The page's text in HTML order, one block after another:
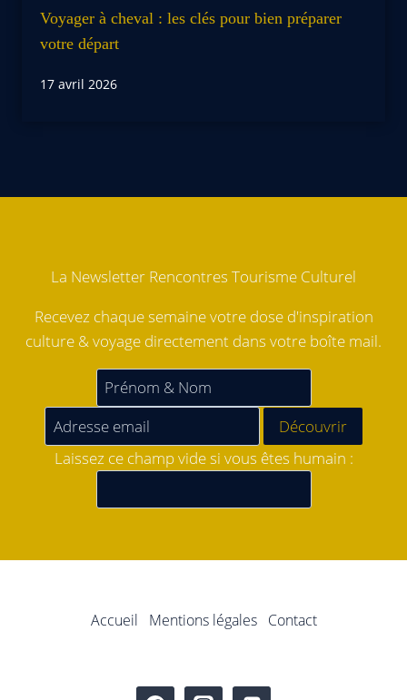
Voyager à cheval : les clés pour bien préparer
votre départ
17 avril 2026
La Newsletter Rencontres Tourisme Culturel
Recevez chaque semaine votre dose d'inspiration
culture & voyage directement dans votre boîte mail.
Laissez ce champ vide si vous êtes humain :
Accueil Mentions légales Contact